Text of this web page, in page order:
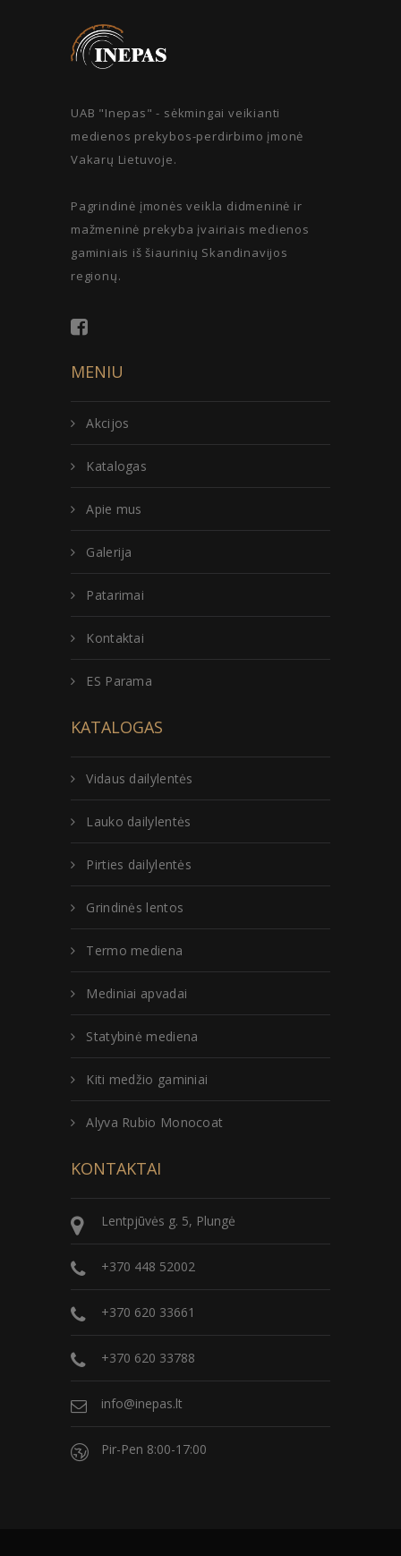
UAB "Inepas" - sėkmingai veikianti
medienos prekybos-perdirbimo įmonė
Vakarų Lietuvoje.
Pagrindinė įmonės veikla didmeninė ir
mažmeninė prekyba įvairiais medienos
gaminiais iš šiaurinių Skandinavijos
regionų.
MENIU
Akcijos
Katalogas
Apie mus
Galerija
Patarimai
Kontaktai
ES Parama
KATALOGAS
Vidaus dailylentės
Lauko dailylentės
Pirties dailylentės
Grindinės lentos
Termo mediena
Mediniai apvadai
Statybinė mediena
Kiti medžio gaminiai
Alyva Rubio Monocoat
KONTAKTAI
Lentpjūvės g. 5, Plungė
+370 448 52002
+370 620 33661
+370 620 33788
info@inepas.lt
Pir-Pen 8:00-17:00